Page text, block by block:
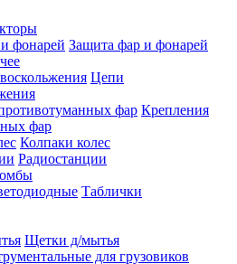
Защита фар и фонарей
Цепи
Крепления
фар
Колпаки колес
Радиостанции
Таблички
Щетки д/мытья